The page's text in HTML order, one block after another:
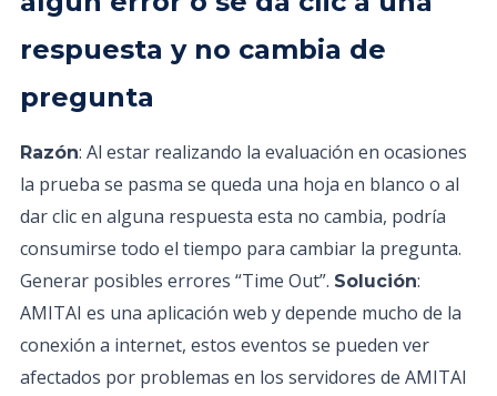
respuesta y no cambia de
pregunta
Razón: Al estar realizando la evaluación en ocasiones
la prueba se pasma se queda una hoja en blanco o al
dar clic en alguna respuesta esta no cambia, podría
consumirse todo el tiempo para cambiar la pregunta.
Generar posibles errores “Time Out”. Solución:
AMITAI es una aplicación web y depende mucho de la
conexión a internet, estos eventos se pueden ver
afectados por problemas en los servidores de AMITAI